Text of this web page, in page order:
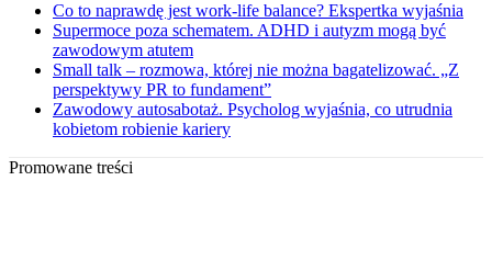
Co to naprawdę jest work-life balance? Ekspertka wyjaśnia
Supermoce poza schematem. ADHD i autyzm mogą być
zawodowym atutem
Small talk – rozmowa, której nie można bagatelizować. „Z
perspektywy PR to fundament”
Zawodowy autosabotaż. Psycholog wyjaśnia, co utrudnia
kobietom robienie kariery
Promowane treści